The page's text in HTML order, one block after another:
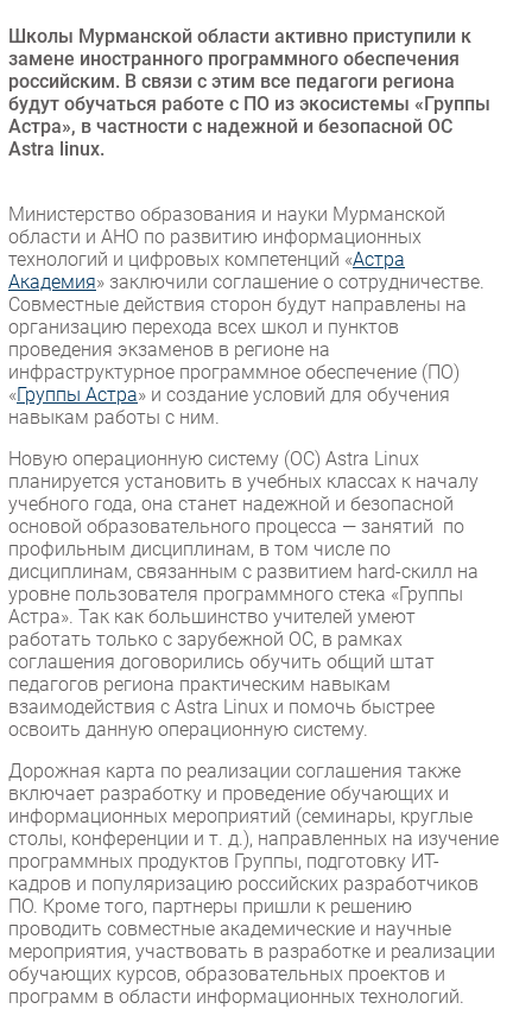
Безопасность
Инновации
CIO/Управление ИТ
Гаджеты
РАЗДЕЛЫ
Новости
Аналитика
Интервью
Мероприятия
Проекты
Тестовый стенд
Каталог компаний
Школы Мурманской области активно приступили к
замене иностранного программного обеспечения
российским. В связи с этим все педагоги региона
будут обучаться работе с ПО из экосистемы «Группы
Астра», в частности с надежной и безопасной ОС
Astra linux.
​Министерство образования и науки Мурманской
области и АНО по развитию информационных
технологий и цифровых компетенций «Астра
Академия» заключили соглашение о сотрудничестве.
Совместные действия сторон будут направлены на
организацию перехода всех школ и пунктов
проведения экзаменов в регионе на
инфраструктурное программное обеспечение (ПО)
«Группы Астра» и создание условий для обучения
навыкам работы с ним.
​Новую операционную систему (ОС) Astra Linux
планируется установить в учебных классах к началу
учебного года, она станет надежной и безопасной
основой образовательного процесса — занятий по
профильным дисциплинам, в том числе по
дисциплинам, связанным с развитием hard-скилл на
уровне пользователя программного стека «Группы
Астра». Так как большинство учителей умеют
работать только с зарубежной ОС, в рамках
соглашения договорились обучить общий штат
педагогов региона практическим навыкам
взаимодействия с Astra Linux и помочь быстрее
освоить данную операционную систему.
​Дорожная карта по реализации соглашения также
включает разработку и проведение обучающих и
информационных мероприятий (семинары, круглые
столы, конференции и т. д.), направленных на изучение
программных продуктов Группы, подготовку ИТ-
кадров и популяризацию российских разработчиков
ПО. Кроме того, партнеры пришли к решению
проводить совместные академические и научные
мероприятия, участвовать в разработке и реализации
обучающих курсов, образовательных проектов и
программ в области информационных технологий.